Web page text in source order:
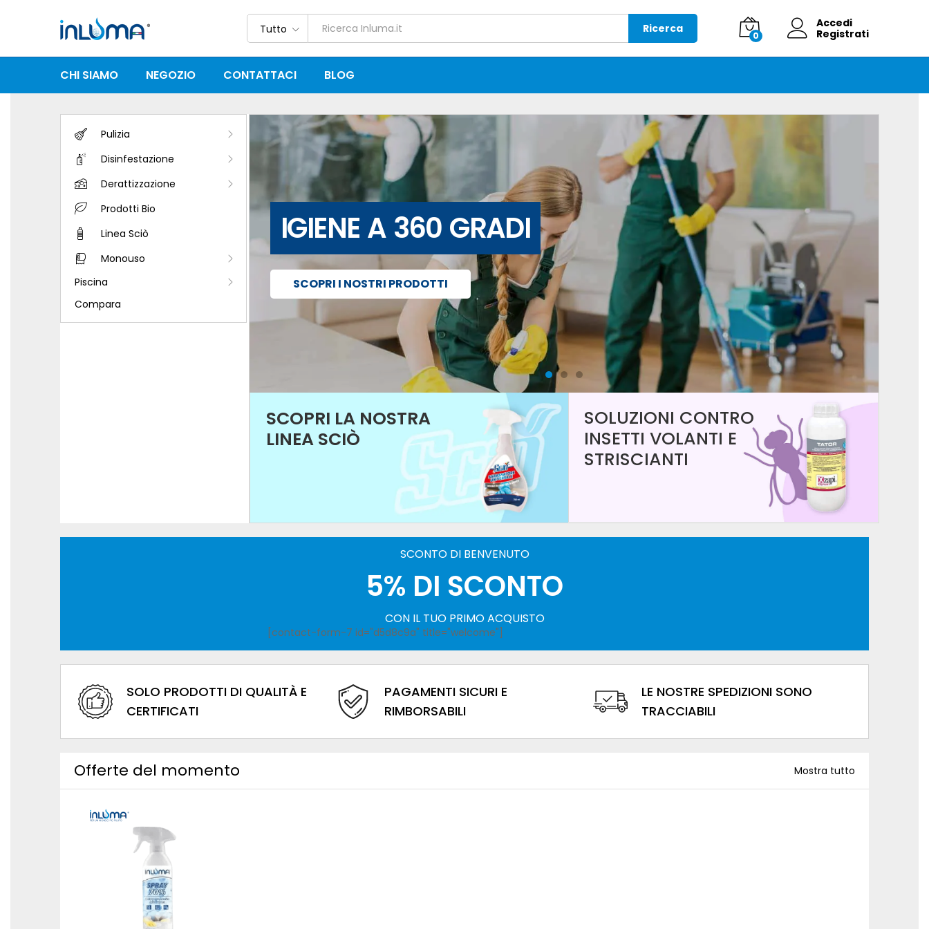
Tutto Ricerca
0
Accedi
Registrati
CHI SIAMO NEGOZIO CONTATTACI BLOG
Pulizia
Disinfestazione
Derattizzazione
Prodotti Bio
Linea Sciò
Monouso
Piscina
Compara
IGIENE A 360 GRADI
SCOPRI I NOSTRI PRODOTTI
DISINFESTAZIONE
E DERATTIZZAZIONE
SCOPRI I PRODOTTI
SANIFICANTI
E DISINFETTANTI
SCOPRI I PRODOTTI
SCOPRI LA NOSTRA
LINEA SCIÒ
SOLUZIONI CONTRO
INSETTI VOLANTI E
STRISCIANTI
SCONTO DI BENVENUTO
5% DI SCONTO
CON IL TUO PRIMO ACQUISTO
[contact-form-7 id="d5d8c9a" title="welcome"]
SOLO PRODOTTI DI QUALITÀ E
CERTIFICATI
PAGAMENTI SICURI E
RIMBORSABILI
LE NOSTRE SPEDIZIONI SONO
TRACCIABILI
Offerte del momento Mostra tutto